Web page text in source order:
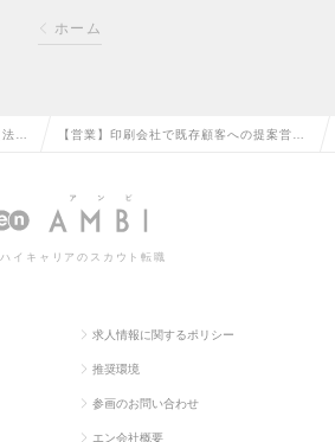
ホーム
人 【営業】印刷会社で既存顧客への提案営業/
報
イキャリアのスカウト転職
求人情報に関するポリシー
推奨環境
参画のお問い合わせ
エン会社概要